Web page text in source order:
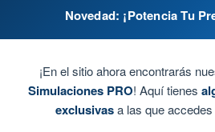
mejor.
un bolsillo interior cerca del calor
Novedad: ¡Potencia Tu
¡En el sitio ahora encontrarás
Simulaciones PRO! Aquí tienes
exclusivasa las que